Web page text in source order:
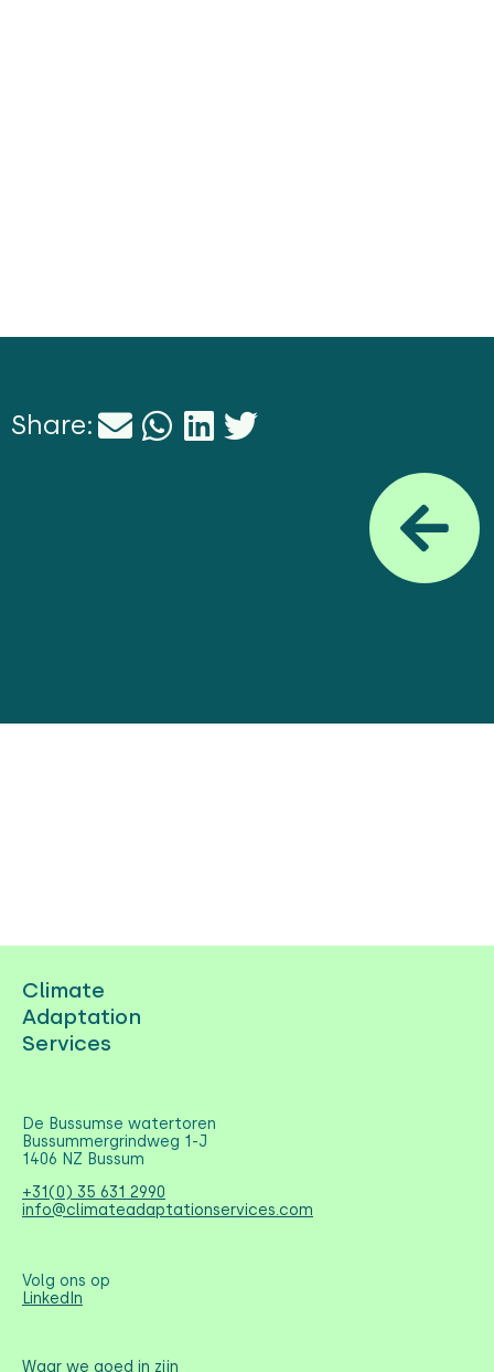
Share:
Climate
Adaptation
Services
De Bussumse watertoren
Bussummergrindweg 1-J
1406 NZ Bussum
+31(0) 35 631 2990
info@climateadaptationservices.com
Volg ons op
LinkedIn
Waar we goed in zijn